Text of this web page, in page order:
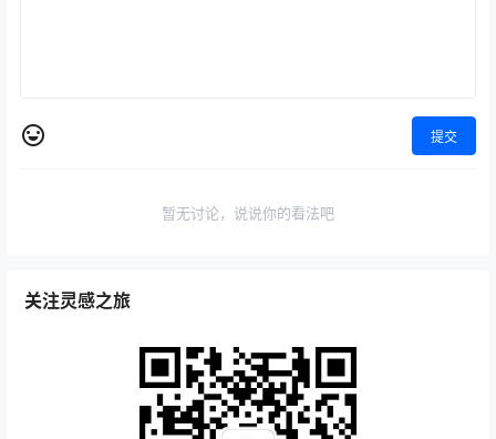
提交
暂无讨论，说说你的看法吧
关注灵感之旅